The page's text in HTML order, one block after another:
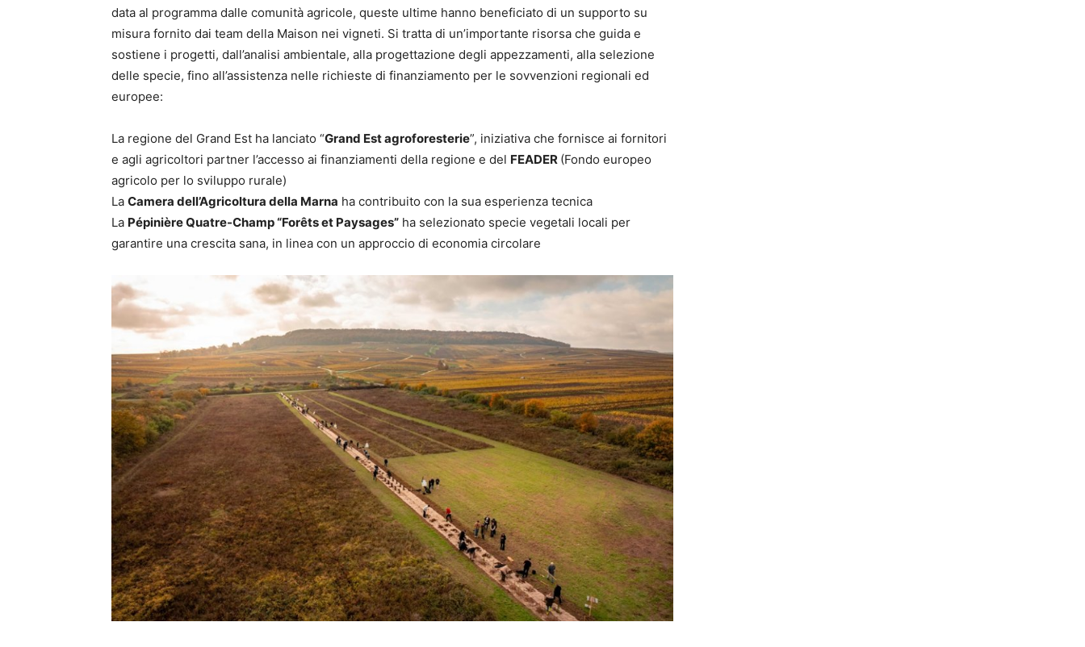
data al programma dalle comunità agricole, queste ultime hanno beneficiato di un supporto su
misura fornito dai team della Maison nei vigneti. Si tratta di un’importante risorsa che guida e
sostiene i progetti, dall’analisi ambientale, alla progettazione degli appezzamenti, alla selezione
delle specie, fino all’assistenza nelle richieste di finanziamento per le sovvenzioni regionali ed
europee:
La regione del Grand Est ha lanciato “Grand Est agroforesterie”, iniziativa che fornisce ai fornitori
e agli agricoltori partner l’accesso ai finanziamenti della regione e del FEADER (Fondo europeo
agricolo per lo sviluppo rurale)
La Camera dell’Agricoltura della Marna ha contribuito con la sua esperienza tecnica
La Pépinière Quatre-Champ “Forêts et Paysages” ha selezionato specie vegetali locali per
garantire una crescita sana, in linea con un approccio di economia circolare